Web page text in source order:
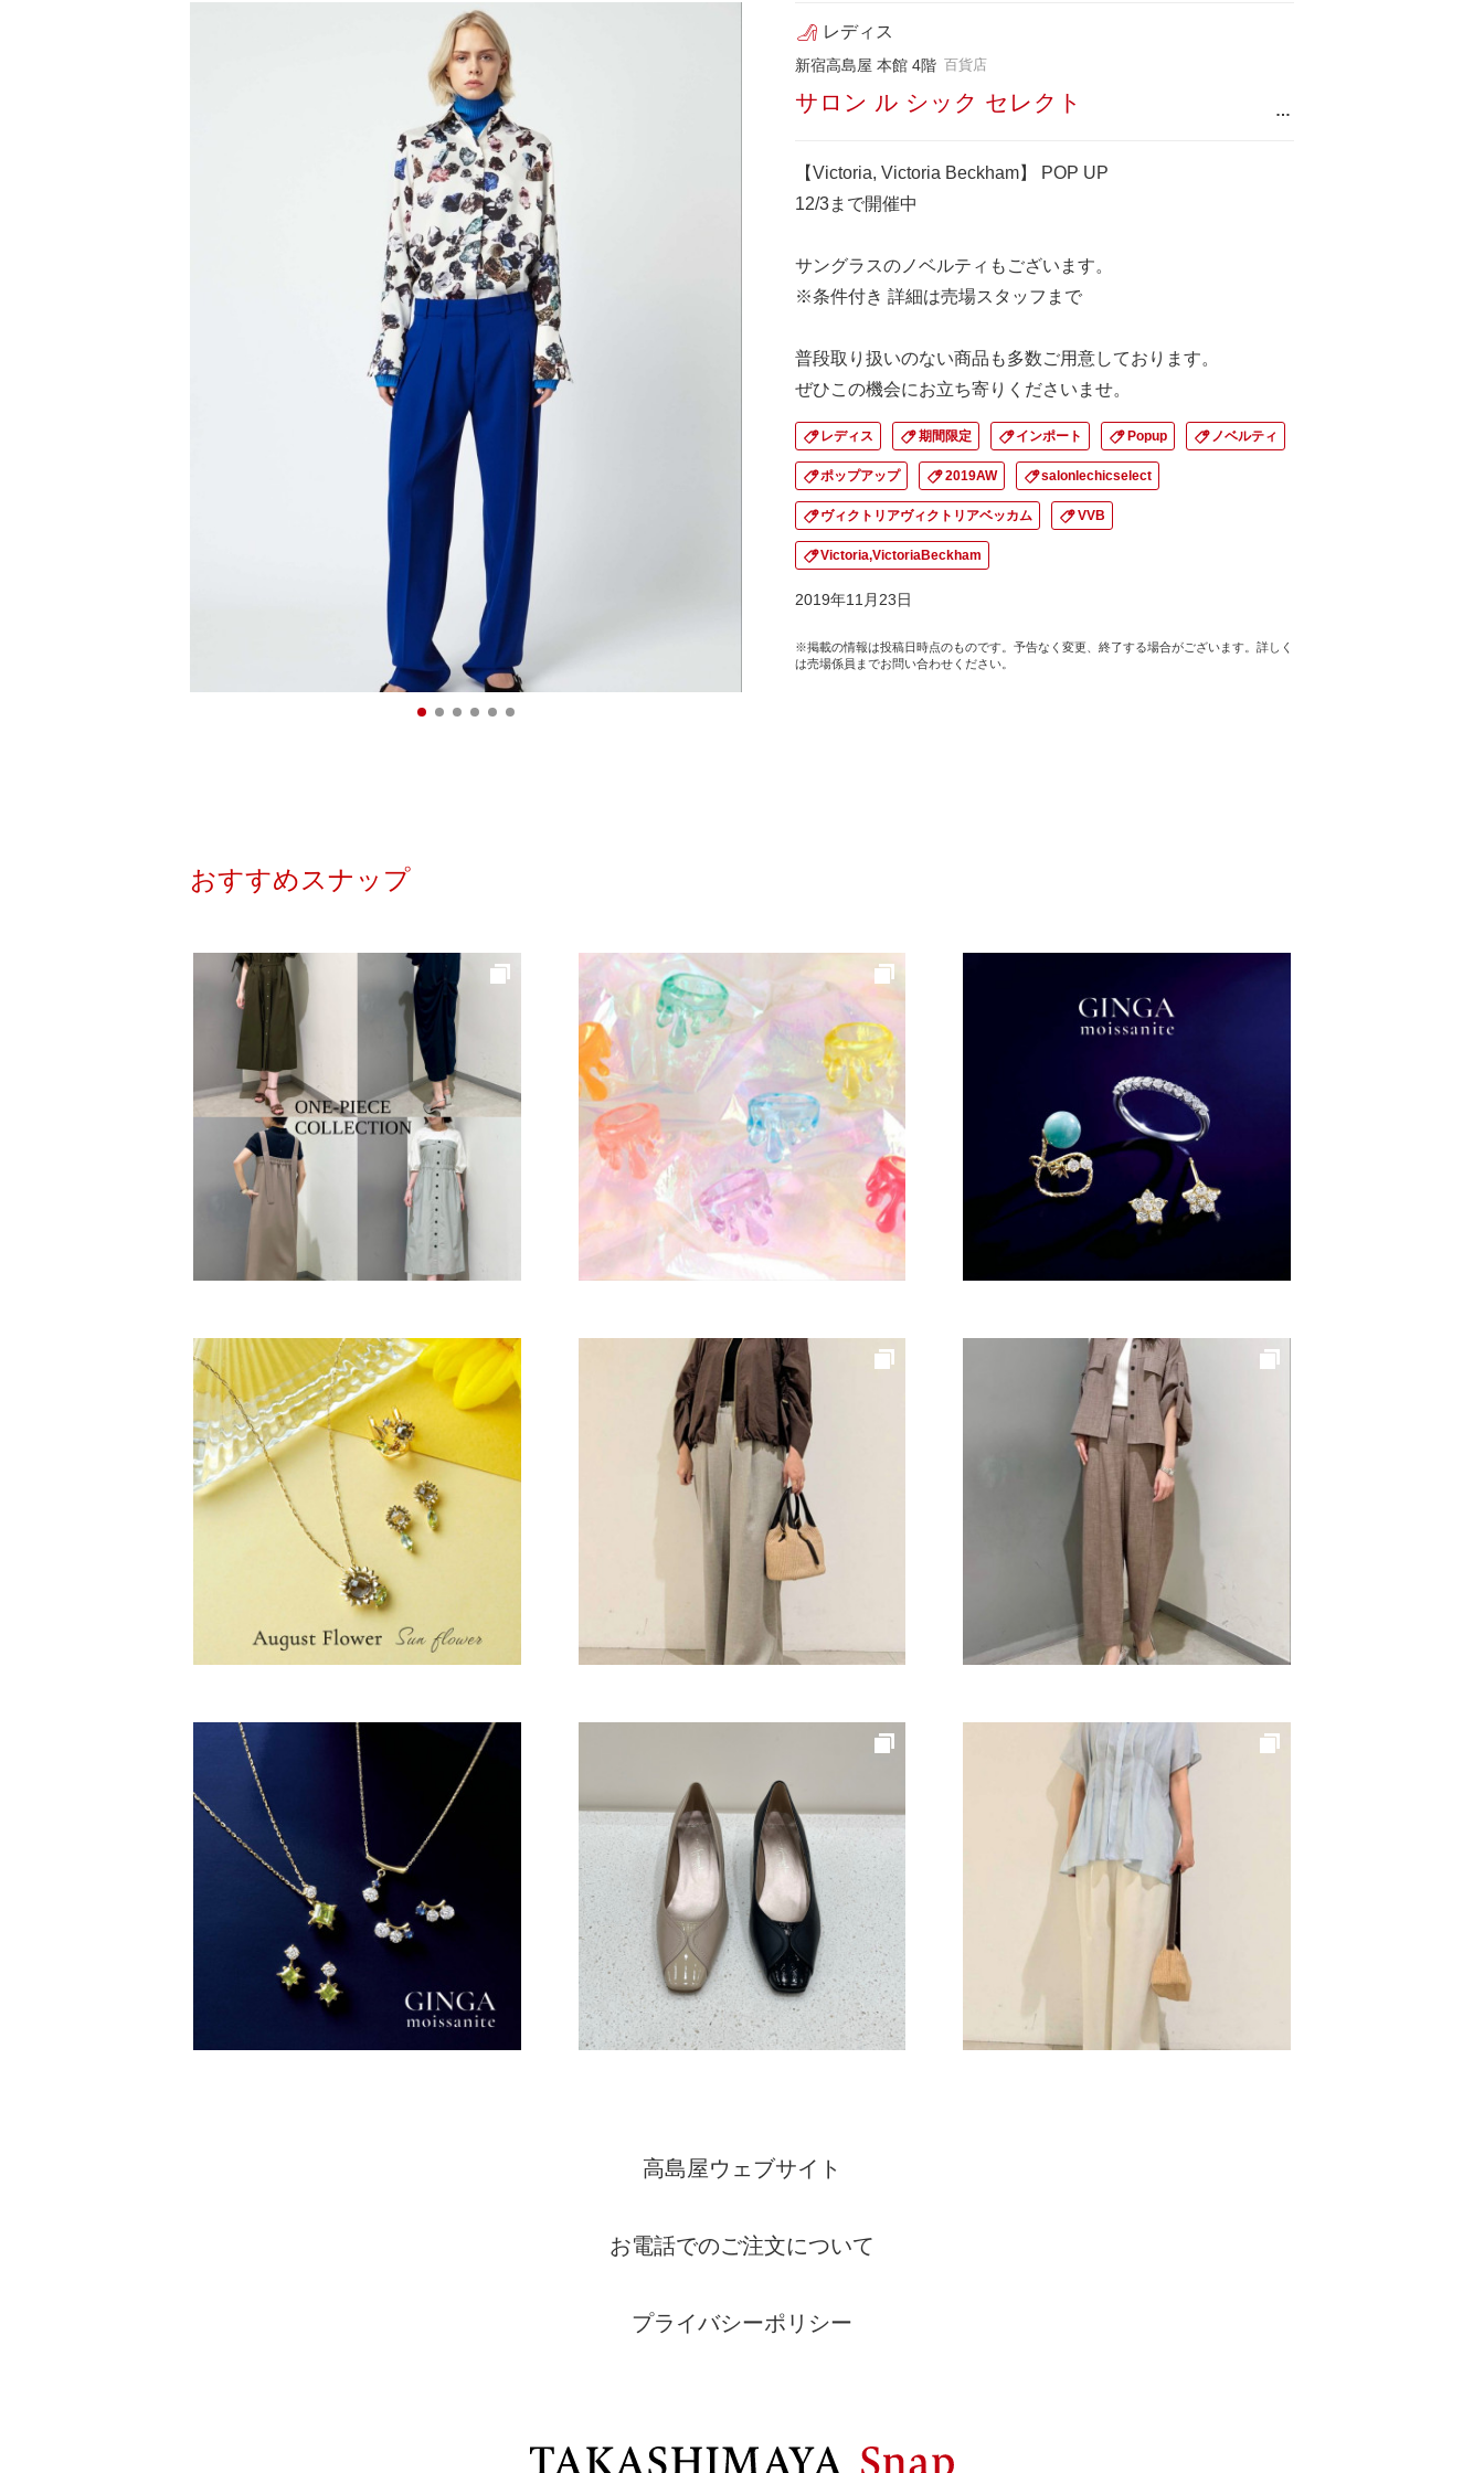
レディス
新宿高島屋 本館 4階 百貨店
サロン ル シック セレクト …
【Victoria, Victoria Beckham】 POP UP
12/3まで開催中
サングラスのノベルティもございます。
※条件付き 詳細は売場スタッフまで
普段取り扱いのない商品も多数ご用意しております。
ぜひこの機会にお立ち寄りくださいませ。
レディス 期間限定 インポート Popup ノベルティ
ポップアップ 2019AW salonlechicselect
ヴィクトリアヴィクトリアベッカム VVB
Victoria,VictoriaBeckham
2019年11月23日
※掲載の情報は投稿日時点のものです。予告なく変更、終了する場合がございます。詳しく
は売場係員までお問い合わせください。
おすすめスナップ
高島屋ウェブサイト
お電話でのご注文について
プライバシーポリシー